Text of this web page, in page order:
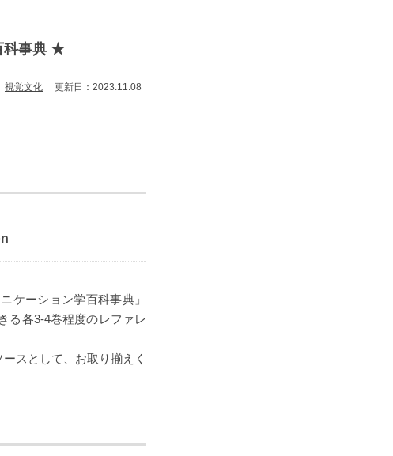
科事典 ★
視覚文化 更新日：2023.11.08
ケーション学百科事典」
る各3-4巻程度のレファレ
スとして、お取り揃えく